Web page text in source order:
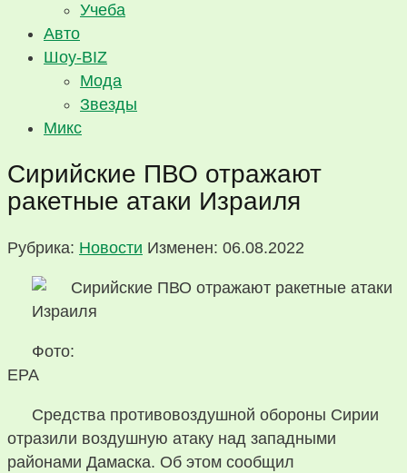
Учеба
Авто
Шоу-BIZ
Мода
Звезды
Микс
Сирийские ПВО отражают
ракетные атаки Израиля
Рубрика: Новости Изменен: 06.08.2022
Фото:
EPA
Средства противовоздушной обороны Сирии
отразили воздушную атаку над западными
районами Дамаска. Об этом сообщил